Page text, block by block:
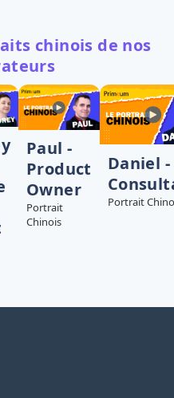
chinois de nos
Paul -
Product
Owner
Portrait
Chinois
Daniel -
Portrait